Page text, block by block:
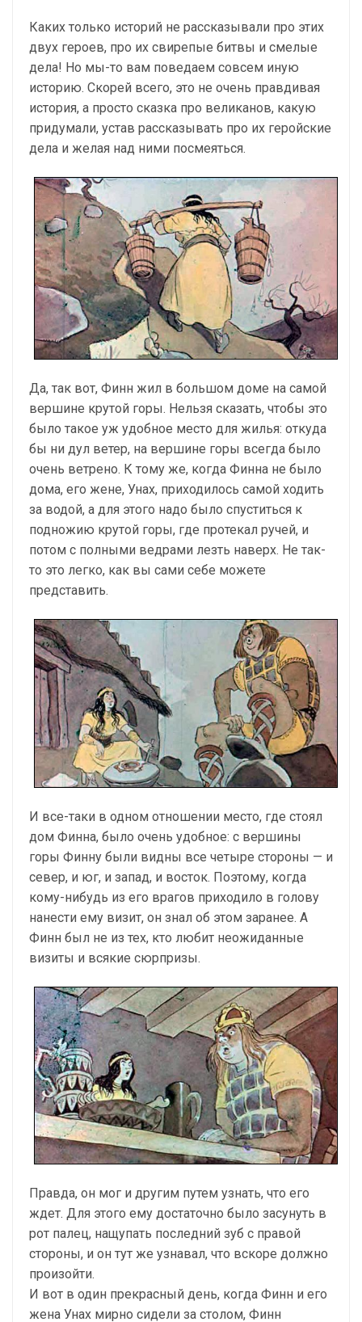
Каких только историй не рассказывали про этих
двух героев, про их свирепые битвы и смелые
дела! Но мы-то вам поведаем совсем иную
историю. Скорей всего, это не очень правдивая
история, а просто сказка про великанов, какую
придумали, устав рассказывать про их геройские
дела и желая над ними посмеяться.
Да, так вот, Финн жил в большом доме на самой
вершине крутой горы. Нельзя сказать, чтобы это
было такое уж удобное место для жилья: откуда
бы ни дул ветер, на вершине горы всегда было
очень ветрено. К тому же, когда Финна не было
дома, его жене, Унах, приходилось самой ходить
за водой, а для этого надо было спуститься к
подножию крутой горы, где протекал ручей, и
потом с полными ведрами лезть наверх. Не так-
то это легко, как вы сами себе можете
представить.
И все-таки в одном отношении место, где стоял
дом Финна, было очень удобное: с вершины
горы Финну были видны все четыре стороны — и
север, и юг, и запад, и восток. Поэтому, когда
кому-нибудь из его врагов приходило в голову
нанести ему визит, он знал об этом заранее. А
Финн был не из тех, кто любит неожиданные
визиты и всякие сюрпризы.
Правда, он мог и другим путем узнать, что его
ждет. Для этого ему достаточно было засунуть в
рот палец, нащупать последний зуб с правой
стороны, и он тут же узнавал, что вскоре должно
произойти.
И вот в один прекрасный день, когда Финн и его
жена Унах мирно сидели за столом, Финн